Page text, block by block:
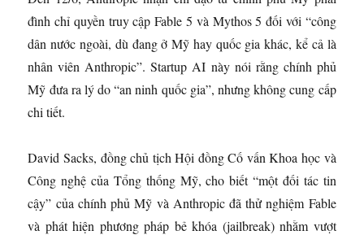
đình chỉ quyền truy cập Fable 5 và Mythos 5 đối với “công
dân nước ngoài, dù đang ở Mỹ hay quốc gia khác, kể cả là
nhân viên Anthropic”. Startup AI này nói rằng chính phủ
Mỹ đưa ra lý do “an ninh quốc gia”, nhưng không cung cấp
chi tiết.
David Sacks, đồng chủ tịch Hội đồng Cố vấn Khoa học và
Công nghệ của Tổng thống Mỹ, cho biết “một đối tác tin
cậy” của chính phủ Mỹ và Anthropic đã thử nghiệm Fable
và phát hiện phương pháp bẻ khóa (jailbreak) nhằm vượt